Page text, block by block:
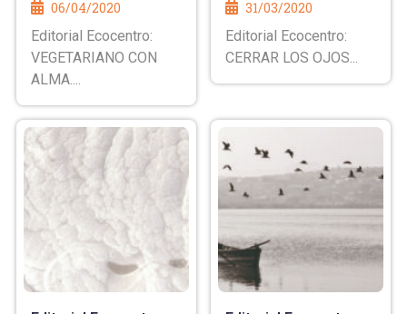
06/04/2020
Editorial Ecocentro:
VEGETARIANO CON
ALMA....
31/03/2020
Editorial Ecocentro:
CERRAR LOS OJOS...